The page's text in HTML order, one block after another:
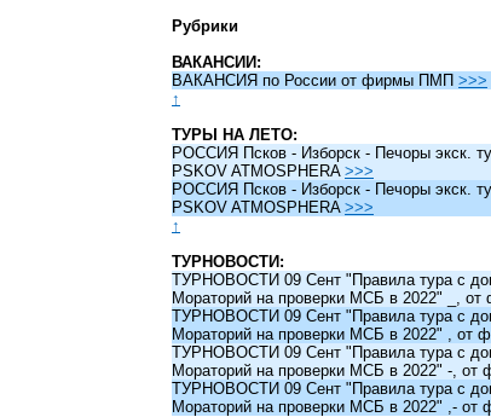
Рубрики
ВАКАНСИИ:
ВАКАНСИЯ по России от фирмы ПМП >>>
↑
ТУРЫ НА ЛЕТО:
РОССИЯ Псков - Изборск - Печоры экск.
PSKOV ATMOSPHERA >>>
РОССИЯ Псков - Изборск - Печоры экск.
PSKOV ATMOSPHERA >>>
↑
ТУРНОВОСТИ:
ТУРНОВОСТИ 09 Сент "Правила тура с
Мораторий на проверки МСБ в 2022" _,
ТУРНОВОСТИ 09 Сент "Правила тура с
Мораторий на проверки МСБ в 2022" , от
ТУРНОВОСТИ 09 Сент "Правила тура с
Мораторий на проверки МСБ в 2022" -,
ТУРНОВОСТИ 09 Сент "Правила тура с
Мораторий на проверки МСБ в 2022" ,-